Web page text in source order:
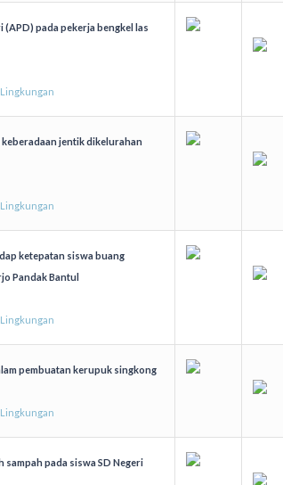
pada pekerja bengkel las
jentik dikelurahan
ketepatan siswa buang
Pandak Bantul
pembuatan kerupuk singkong
pada siswa SD Negeri